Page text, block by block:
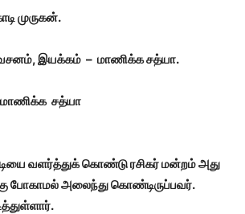
முருகன்.
இயக்கம் – மாணிக்க சத்யா.
மாணிக்க சத்யா
வளர்த்துக் கொண்டு ரசிகர் மன்றம் அது
போகாமல் அலைந்து கொண்டிருப்பவர்.